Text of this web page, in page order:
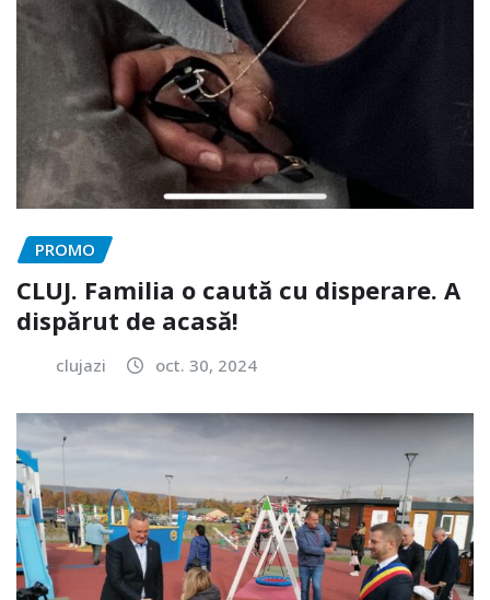
PROMO
CLUJ. Familia o caută cu disperare. A
dispărut de acasă!
clujazi oct. 30, 2024